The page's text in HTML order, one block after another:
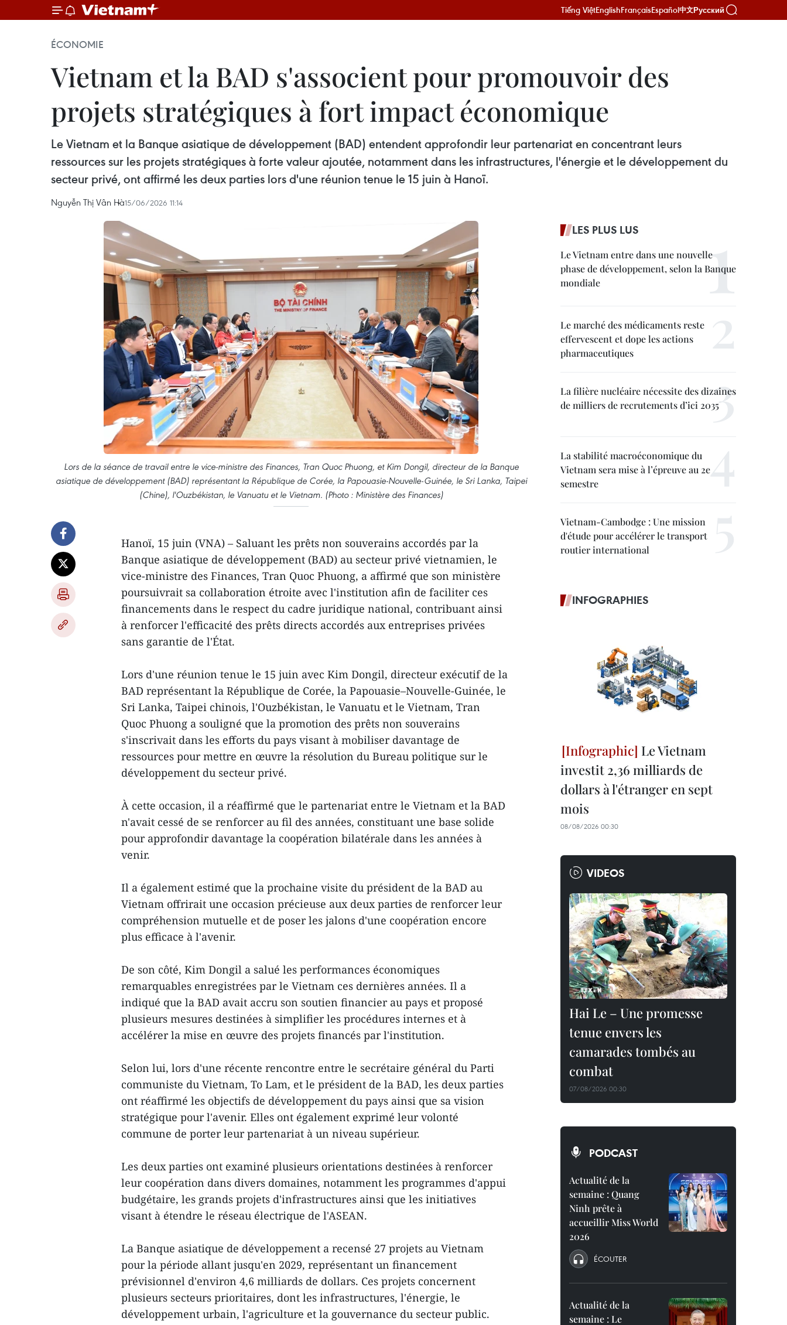
Tiếng ViệtEnglishFrançaisEspañol中文Русский
ÉCONOMIE
Vietnam et la BAD s'associent pour promouvoir des
projets stratégiques à fort impact économique
Le Vietnam et la Banque asiatique de développement (BAD) entendent approfondir leur partenariat en concentrant leurs
ressources sur les projets stratégiques à forte valeur ajoutée, notamment dans les infrastructures, l'énergie et le développement du
secteur privé, ont affirmé les deux parties lors d'une réunion tenue le 15 juin à Hanoï.
Nguyễn Thị Vân Hà15/06/2026 11:14
Lors de la séance de travail entre le vice-ministre des Finances, Tran Quoc Phuong, et Kim Dongil, directeur de la Banque
asiatique de développement (BAD) représentant la République de Corée, la Papouasie-Nouvelle-Guinée, le Sri Lanka, Taipei
(Chine), l'Ouzbékistan, le Vanuatu et le Vietnam. (Photo : Ministère des Finances)
Hanoï, 15 juin (VNA) – Saluant les prêts non souverains accordés par la
Banque asiatique de développement (BAD) au secteur privé vietnamien, le
vice-ministre des Finances, Tran Quoc Phuong, a affirmé que son ministère
poursuivrait sa collaboration étroite avec l'institution afin de faciliter ces
financements dans le respect du cadre juridique national, contribuant ainsi
à renforcer l'efficacité des prêts directs accordés aux entreprises privées
sans garantie de l'État.
Lors d'une réunion tenue le 15 juin avec Kim Dongil, directeur exécutif de la
BAD représentant la République de Corée, la Papouasie–Nouvelle-Guinée, le
Sri Lanka, Taipei chinois, l'Ouzbékistan, le Vanuatu et le Vietnam, Tran
Quoc Phuong a souligné que la promotion des prêts non souverains
s'inscrivait dans les efforts du pays visant à mobiliser davantage de
ressources pour mettre en œuvre la résolution du Bureau politique sur le
développement du secteur privé.
À cette occasion, il a réaffirmé que le partenariat entre le Vietnam et la BAD
n'avait cessé de se renforcer au fil des années, constituant une base solide
pour approfondir davantage la coopération bilatérale dans les années à
venir.
Il a également estimé que la prochaine visite du président de la BAD au
Vietnam offrirait une occasion précieuse aux deux parties de renforcer leur
compréhension mutuelle et de poser les jalons d'une coopération encore
plus efficace à l'avenir.
De son côté, Kim Dongil a salué les performances économiques
remarquables enregistrées par le Vietnam ces dernières années. Il a
indiqué que la BAD avait accru son soutien financier au pays et proposé
plusieurs mesures destinées à simplifier les procédures internes et à
accélérer la mise en œuvre des projets financés par l'institution.
Selon lui, lors d'une récente rencontre entre le secrétaire général du Parti
communiste du Vietnam, To Lam, et le président de la BAD, les deux parties
ont réaffirmé les objectifs de développement du pays ainsi que sa vision
stratégique pour l'avenir. Elles ont également exprimé leur volonté
commune de porter leur partenariat à un niveau supérieur.
Les deux parties ont examiné plusieurs orientations destinées à renforcer
leur coopération dans divers domaines, notamment les programmes d'appui
budgétaire, les grands projets d'infrastructures ainsi que les initiatives
visant à étendre le réseau électrique de l'ASEAN.
La Banque asiatique de développement a recensé 27 projets au Vietnam
pour la période allant jusqu'en 2029, représentant un financement
prévisionnel d'environ 4,6 milliards de dollars. Ces projets concernent
plusieurs secteurs prioritaires, dont les infrastructures, l'énergie, le
développement urbain, l'agriculture et la gouvernance du secteur public.
LES PLUS LUS
Le Vietnam entre dans une nouvelle
phase de développement, selon la Banque
mondiale
Le marché des médicaments reste
effervescent et dope les actions
pharmaceutiques
La filière nucléaire nécessite des dizaines
de milliers de recrutements d’ici 2035
La stabilité macroéconomique du
Vietnam sera mise à l’épreuve au 2e
semestre
Vietnam-Cambodge : Une mission
d'étude pour accélérer le transport
routier international
INFOGRAPHIES
Le Vietnam
investit 2,36 milliards de
dollars à l'étranger en sept
mois
08/08/2026 00:30
VIDEOS
Hai Le – Une promesse
tenue envers les
camarades tombés au
combat
07/08/2026 00:30
PODCAST
Actualité de la
semaine : Quang
Ninh prête à
accueillir Miss World
2026
ÉCOUTER
Actualité de la
semaine : Le